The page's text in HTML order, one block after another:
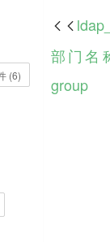
(6)

部门名
group